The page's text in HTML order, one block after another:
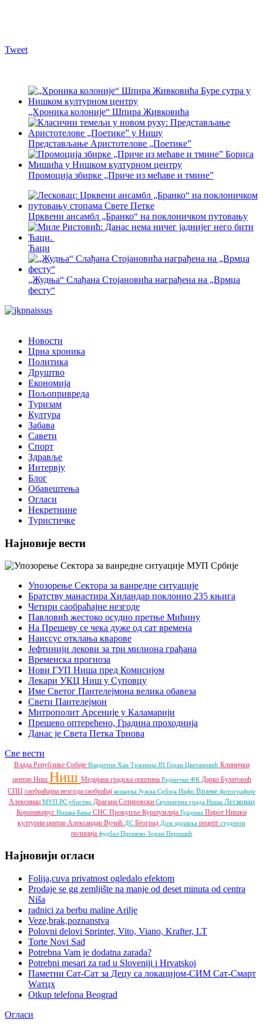
Tweet
„Хроника колоније“ Шпира Живковића
Представљање Аристотелове „Поетике”
Промоција збирке „Приче из мећаве и тмине”
Црквени ансамбл „Бранко“ на поклоничком путовању
Ћаци
„Жудња“ Слађана Стојановића награђена на „Врмџа
фесту“
Новости
Црна хроника
Политика
Друштво
Економија
Пољопривреда
Туризам
Култура
Забава
Савети
Спорт
Здравље
Интервју
Блог
Обавештења
Огласи
Некретнине
Туристичке
Најновије вести
Упозорење Сектора за ванредне ситуације
Братству манастира Хиландар поклонио 235 књига
Четири саобраћајне незгоде
Павловић жестоко осудио претње Мићину
На Прешеву се чека дуже од сат времена
Наиссус отклања кварове
Јефтинији лекови за три милиона грађана
Временска прогноза
Нови ГУП Ниша пред Комисијом
Лекари УКЦ Ниш у Суповцу
Име Светог Пантелејмона велика обавеза
Свети Пантелејмон
Митрополит Арсеније у Каламарији
Прешево оптерећено, Градина проходнија
Данас је Света Петка Трнова
Све вести
Влада Републике Србије Владичин Хан Тржница ЈП Горан Цветановић Клинички
центар Ниш Ниш Медијана градска општина Раднички ФК Дарко Булатовић
СПЦ саобраћајна незгода саобраћај кошарка Јужна Србија Инфо Врање фотографије
Алексинац МУП РС убиство Драгана Сотировски Скупштина града Ниша Лесковац
Коронавирус Нишка Бања СНС Прокупље Куршумлија Градина Пирот Нишки
културни центар Александар Вучић ДС Београд Дом здравља рецепт студенти
полиција фудбал Прешево Зоран Перишић
Најновији огласи
Folija,cuva privatnost ogledalo efektom
Prodaje se gg zemljište na manje od deset minuta od centra
Niša
radnici za berbu maline Arilje
Veze,brak,poznanstva
Polovni delovi Sprinter, Vito, Viano, Krafter, LT
Torte Novi Sad
Potrebna Vam je dodatna zarada?
Potrebni mesari za rad u Sloveniji i Hrvatskoj
Паметни Сат-Сат за Децу са локацијом-СИМ Сат-Смарт
Wатцх
Otkup telefona Beograd
Огласи